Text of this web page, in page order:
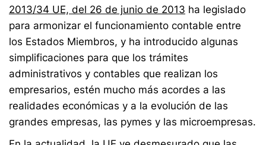
2013/34 UE, del 26 de junio de 2013 ha legislado
para armonizar el funcionamiento contable entre
los Estados Miembros, y ha introducido algunas
simplificaciones para que los trámites
administrativos y contables que realizan los
empresarios, estén mucho más acordes a las
realidades económicas y a la evolución de las
grandes empresas, las pymes y las microempresas.